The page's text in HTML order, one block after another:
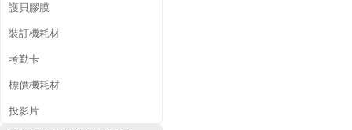
護貝膠膜
裝訂機耗材
考勤卡
標價機耗材
投影片